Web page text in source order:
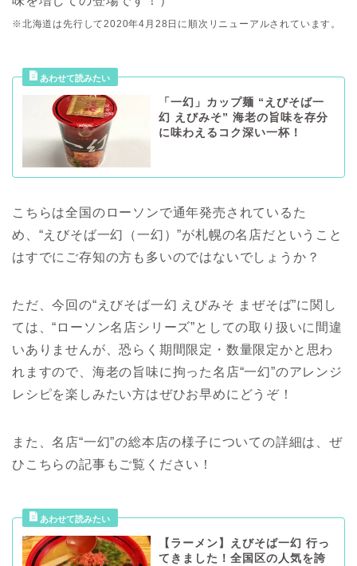
※北海道は先行して2020年4月28日に順次リニューアルされています。
「一幻」カップ麺 “えびそば一
幻 えびみそ” 海老の旨味を存分
に味わえるコク深い一杯！
こちらは全国のローソンで通年発売されているた
め、“えびそば一幻（一幻）”が札幌の名店だということ
はすでにご存知の方も多いのではないでしょうか？
ただ、今回の“えびそば一幻 えびみそ まぜそば”に関し
ては、“ローソン名店シリーズ”としての取り扱いに間違
いありませんが、恐らく期間限定・数量限定かと思わ
れますので、海老の旨味に拘った名店“一幻”のアレンジ
レシピを楽しみたい方はぜひお早めにどうぞ！
また、名店“一幻”の総本店の様子についての詳細は、ぜ
ひこちらの記事もご覧ください！
【ラーメン】えびそば一幻 行っ
てきました！全国区の人気を誇